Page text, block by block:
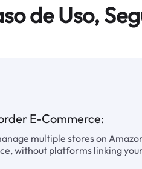
de Uso,
E-Commerce:
multiple stores on
without platforms linking